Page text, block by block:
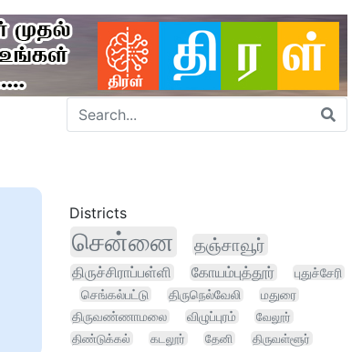
Districts
சென்னை தஞ்சாவூர்
திருச்சிராப்பள்ளி கோயம்புத்தூர்
புதுச்சேரி
செங்கல்பட்டு
திருநெல்வேலி
மதுரை
திருவண்ணாமலை
விழுப்புரம்
வேலூர்
திண்டுக்கல்
கடலூர் தேனி
திருவள்ளூர்